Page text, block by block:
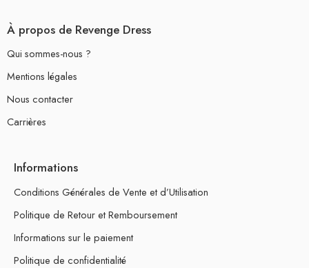
À propos de Revenge Dress
Qui sommes-nous ?
Mentions légales
Nous contacter
Carrières
Informations
Conditions Générales de Vente et d’Utilisation
Politique de Retour et Remboursement
Informations sur le paiement
Politique de confidentialité